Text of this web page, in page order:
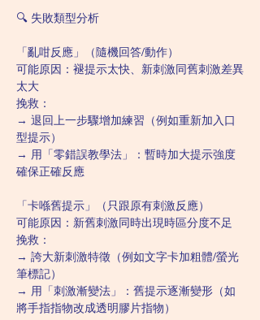
🔍 失敗類型分析
「亂咁反應」（隨機回答/動作）
可能原因：褪提示太快、新刺激同舊刺激差異
太大
挽救：
→ 退回上一步驟增加練習（例如重新加入口
型提示）
→ 用「零錯誤教學法」：暫時加大提示強度
確保正確反應
「卡喺舊提示」（只跟原有刺激反應）
可能原因：新舊刺激同時出現時區分度不足
挽救：
→ 誇大新刺激特徵（例如文字卡加粗體/螢光
筆標記）
→ 用「刺激漸變法」：舊提示逐漸變形（如
將手指指物改成透明膠片指物）